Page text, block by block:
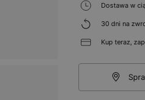
Dostawa w
30 dni na
Kup teraz,